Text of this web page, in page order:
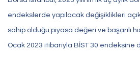
endekslerde yapılacak değişiklikleri
sahip olduğu piyasa değeri ve başarılı
Ocak 2023 itibarıyla BİST 30 endeksine